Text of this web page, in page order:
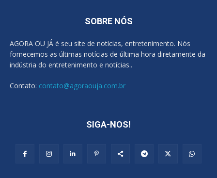
SOBRE NÓS
AGORA OU JÁ é seu site de notícias, entretenimento. Nós
fornecemos as últimas notícias de última hora diretamente da
indústria do entretenimento e notícias..
Contato: contato@agoraouja.com.br
SIGA-NOS!